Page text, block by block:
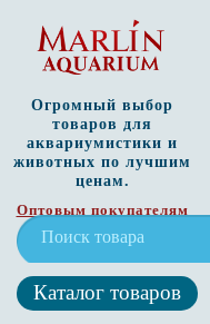
Огромный выбор
товаров для
аквариумистики и
животных по лучшим
ценам.
Оптовым покупателям
Каталог товаров